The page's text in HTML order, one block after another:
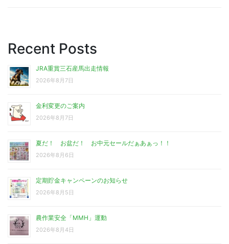
Recent Posts
JRA重賞三石産馬出走情報
2026年8月7日
金利変更のご案内
2026年8月7日
夏だ！ お盆だ！ お中元セールだぁあぁっ！！
2026年8月6日
定期貯金キャンペーンのお知らせ
2026年8月5日
農作業安全「MMH」運動
2026年8月4日